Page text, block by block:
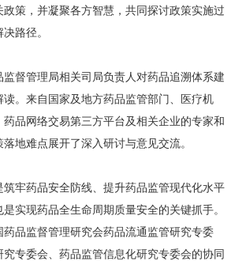
策，并凝聚各方智慧，共同探讨政策实施过
路径。
管理局相关司局负责人对药品追溯体系建
。来自国家及地方药品监管部门、医疗机
品网络交易第三方平台及相关企业的专家和
地难点展开了深入研讨与意见交流。
药品安全防线、提升药品监管现代化水平
实现药品全生命周期质量安全的关键抓手。
品监督管理研究会药品流通监管研究专委
专委会、药品监管信息化研究专委会的协同